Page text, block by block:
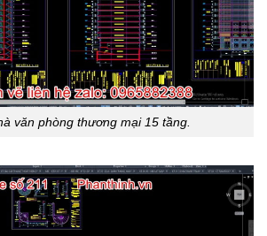
văn phòng thương mại 15 tầng.